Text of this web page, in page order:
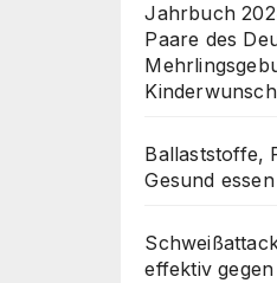
Jahrbuch
Paare des
Ballaststoffe,
Gesund
effektiv